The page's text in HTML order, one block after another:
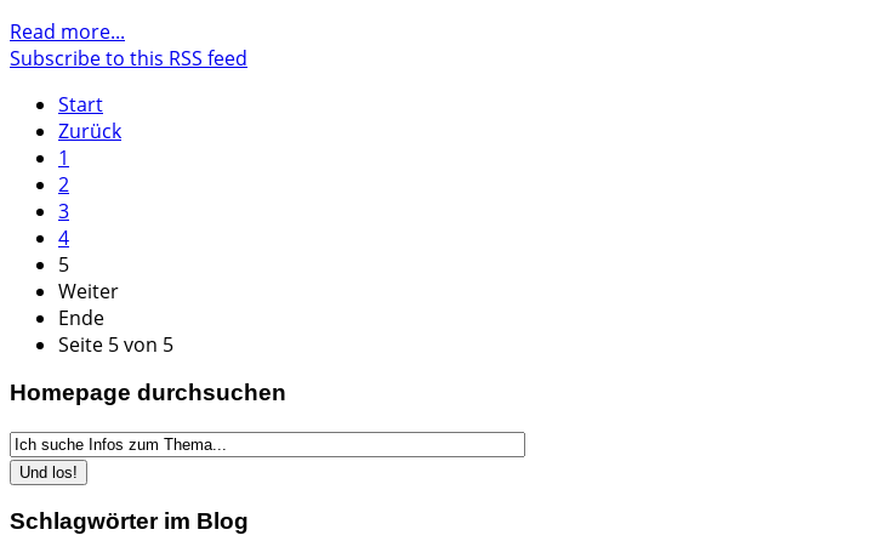
Read more...
Subscribe to this RSS feed
Start
Zurück
1
2
3
4
5
Weiter
Ende
Seite 5 von 5
Homepage durchsuchen
Schlagwörter im Blog